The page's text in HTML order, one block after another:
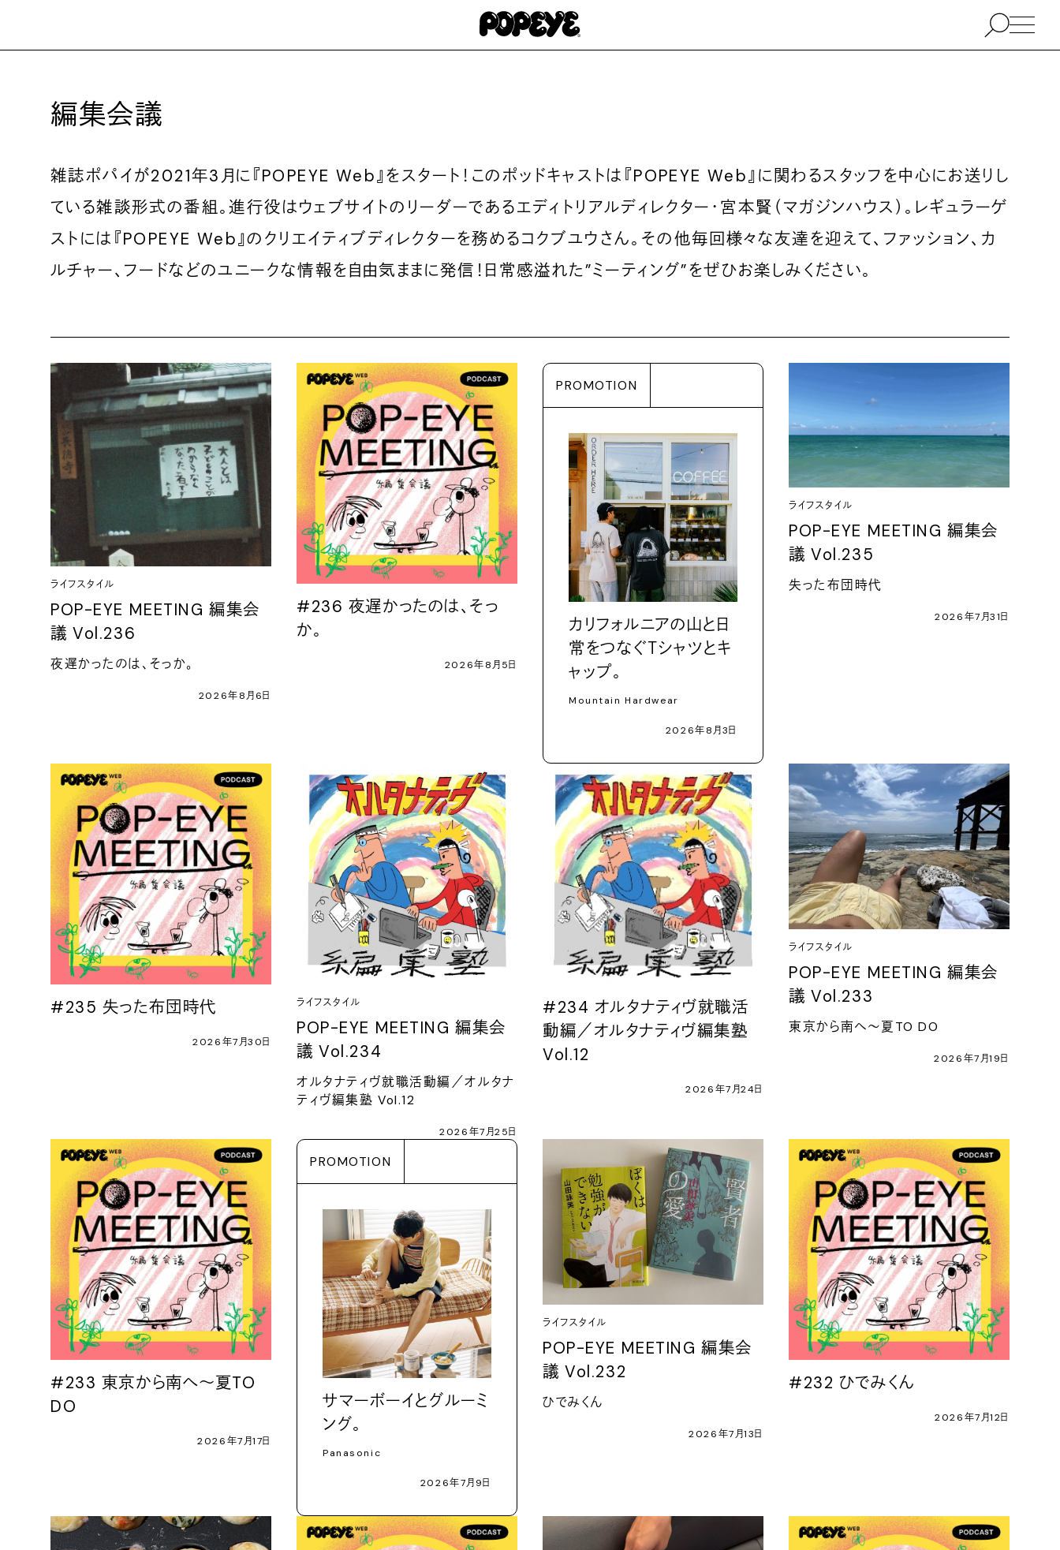
編集会議
雑誌ポパイが2021年3月に『POPEYE Web』をスタート！このポッドキャストは『POPEYE Web』に関わるスタッフを中心にお送りし
ている雑談形式の番組。進行役はウェブサイトのリーダーであるエディトリアルディレクター・宮本賢（マガジンハウス）。レギュラーゲ
ストには『POPEYE Web』のクリエイティブディレクターを務めるコクブユウさん。その他毎回様々な友達を迎えて、ファッション、カ
ルチャー、フードなどのユニークな情報を自由気ままに発信！日常感溢れた”ミーティング”をぜひお楽しみください。
ライフスタイル
POP-EYE MEETING 編集会
議 Vol.236
夜遅かったのは、そっか。
2026年8月6日
#236 夜遅かったのは、そっ
か。
2026年8月5日
PROMOTION
カリフォルニアの山と日
常をつなぐＴシャツとキ
ャップ。
Mountain Hardwear
2026年8月3日
ライフスタイル
POP-EYE MEETING 編集会
議 Vol.235
失った布団時代
2026年7月31日
#235 失った布団時代
2026年7月30日
ライフスタイル
POP-EYE MEETING 編集会
議 Vol.234
オルタナティヴ就職活動編／オルタナ
ティヴ編集塾 Vol.12
2026年7月25日
#234 オルタナティヴ就職活
動編／オルタナティヴ編集塾
Vol.12
2026年7月24日
ライフスタイル
POP-EYE MEETING 編集会
議 Vol.233
東京から南へ〜夏TO DO
2026年7月19日
#233 東京から南へ〜夏TO
DO
2026年7月17日
PROMOTION
サマーボーイとグルーミ
ング。
Panasonic
2026年7月9日
ライフスタイル
POP-EYE MEETING 編集会
議 Vol.232
ひでみくん
2026年7月13日
#232 ひでみくん
2026年7月12日